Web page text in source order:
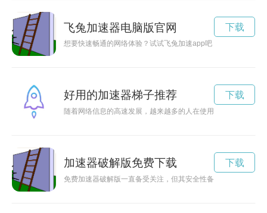
飞兔加速器电脑版官网
想要快速畅通的网络体验？试试飞兔加速app吧！它能够有效
下载
好用的加速器梯子推荐
随着网络信息的高速发展，越来越多的人在使用网络时会遇到
下载
加速器破解版免费下载
免费加速器破解版一直备受关注，但其安全性备受争议。究竟
下载